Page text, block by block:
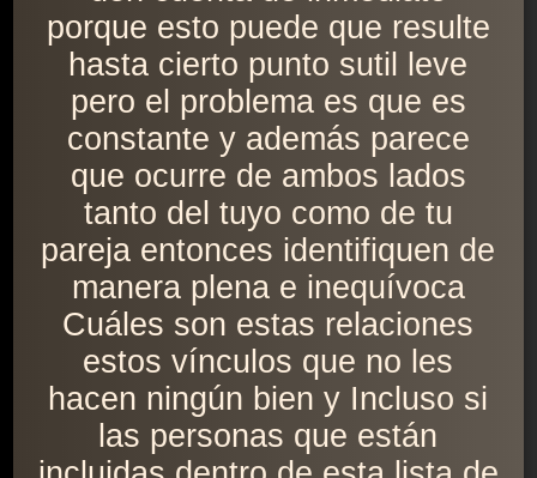
porque esto puede que resulte
hasta cierto punto sutil leve
pero el problema es que es
constante y además parece
que ocurre de ambos lados
tanto del tuyo como de tu
pareja entonces identifiquen de
manera plena e inequívoca
Cuáles son estas relaciones
estos vínculos que no les
hacen ningún bien y Incluso si
las personas que están